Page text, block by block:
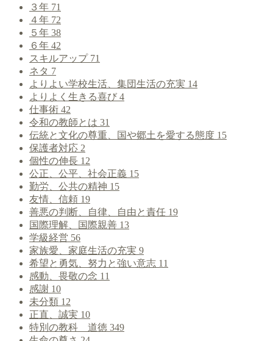
３年 71
４年 72
５年 38
６年 42
スキルアップ 71
ネタ 7
よりよい学校生活、集団生活の充実 14
よりよく生きる喜び 4
仕事術 42
令和の教師とは 31
伝統と文化の尊重、国や郷土を愛する態度 15
保護者対応 2
個性の伸長 12
公正、公平、社会正義 15
勤労、公共の精神 15
友情、信頼 19
善悪の判断、自律、自由と責任 19
国際理解、国際親善 13
学級経営 56
家族愛、家庭生活の充実 9
希望と勇気、努力と強い意志 11
感動、畏敬の念 11
感謝 10
未分類 12
正直、誠実 10
特別の教科 道徳 349